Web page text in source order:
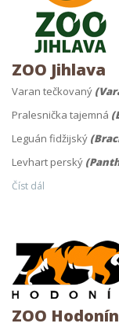
ZOO Jihlava
Varan tečkovaný
Pralesnička tajemná
Leguán fidžijský
Levhart perský
Číst dál
ZOO Hodonín